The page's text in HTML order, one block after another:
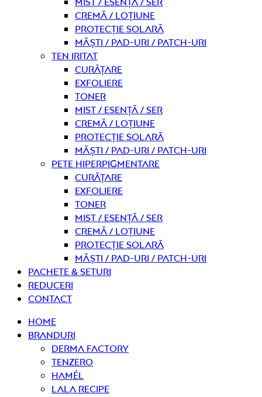
Cremă / Loțiune
Protecție solară
Măști / Pad-uri / Patch-uri
Ten iritat
curățare
Exfoliere
Toner
Mist / Esență / Ser
Cremă / Loțiune
Protecție solară
Măști / Pad-uri / Patch-uri
Pete hiperpigmentare
curățare
Exfoliere
Toner
Mist / Esență / Ser
Cremă / Loțiune
Protecție solară
Măști / Pad-uri / Patch-uri
PACHETE & SETURI
REDUCERI
Contact
Home
Branduri
Derma Factory
Tenzero
Hamél
Lala Recipe